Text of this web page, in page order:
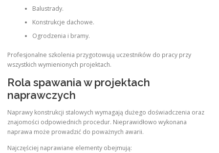
Balustrady.
Konstrukcje dachowe.
Ogrodzenia i bramy.
Profesjonalne szkolenia przygotowują uczestników do pracy przy
wszystkich wymienionych projektach.
Rola spawania w projektach
naprawczych
Naprawy konstrukcji stalowych wymagają dużego doświadczenia oraz
znajomości odpowiednich procedur. Nieprawidłowo wykonana
naprawa może prowadzić do poważnych awarii.
Najczęściej naprawiane elementy obejmują: